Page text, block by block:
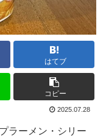
はてブ
コピー
2025.07.28
ラーメン・シリー